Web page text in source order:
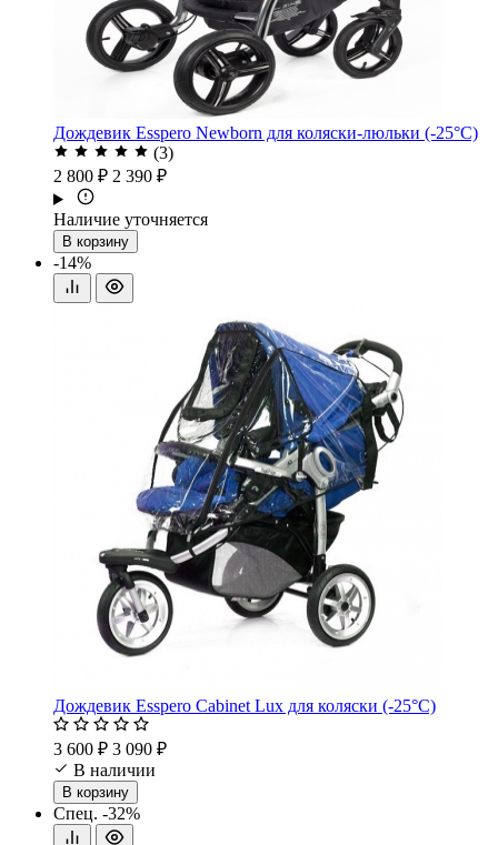
Дождевик Esspero Newborn для коляски-люльки (-25°С)
(3)
2 800 ₽ 2 390 ₽
Наличие уточняется
В корзину
-14%
Дождевик Esspero Cabinet Lux для коляски (-25°С)
3 600 ₽ 3 090 ₽
В наличии
В корзину
Спец. -32%